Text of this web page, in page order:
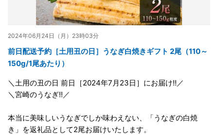
2024年06月24日（月）23時03分
前日配送予約［土用丑の日］うなぎ白焼きギフト 2尾（110～
150g/1尾あたり）
＼土用の丑の日 前日［2024年7月23日］にお届け!!／
＼宮崎のうなぎ!!／
本当に美味しいうなぎでしか味わえない、「うなぎの白焼
き」を返礼品として2尾お届けいたします。